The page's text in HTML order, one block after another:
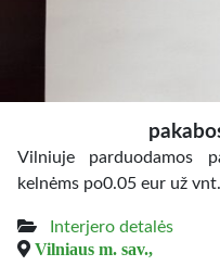
Vilniuje parduodamos
kelnėms po0.05 eur už
Interjero detalės
Vilniaus m. sav.,